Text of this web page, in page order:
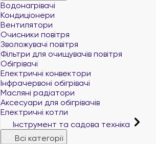
Водонагрівачі
Кондиціонери
Вентилятори
Очисники повітря
Зволожувачі повітря
Фільтри для очищувачів повітря
Обігрівачі
Електричні конвектори
Інфрачервоні обігрівачі
Масляні радіатори
Аксесуари для обігрівачів
Електричні котли
Інструмент та садова техніка
Всі категорії